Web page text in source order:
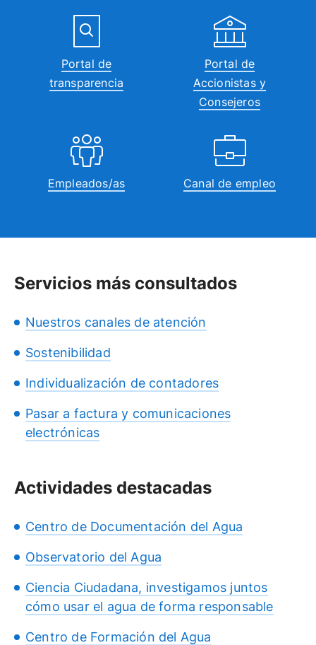
Portal de
transparencia
Portal de
Accionistas y
Consejeros
Empleados/as Canal de empleo
Servicios más consultados
Nuestros canales de atención
Sostenibilidad
Individualización de contadores
Pasar a factura y comunicaciones
electrónicas
Actividades destacadas
Centro de Documentación del Agua
Observatorio del Agua
Ciencia Ciudadana, investigamos juntos
cómo usar el agua de forma responsable
Centro de Formación del Agua